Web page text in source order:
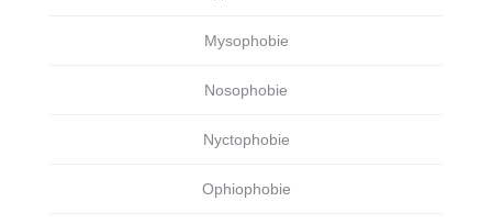
Mysophobie
Nosophobie
Nyctophobie
Ophiophobie